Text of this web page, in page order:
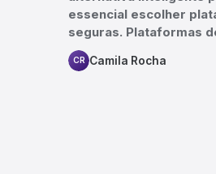
essencial escolher
seguras. Plataformas
CR Camila Rocha